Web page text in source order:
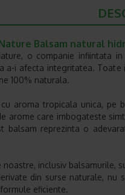
Balsam natural
o companie infiintata
a-i afecta integritatea.
100% naturala.
cu aroma tropicala unica, pe
arome care imbogateste
balsam reprezinta o
noastre, inclusiv balsamurile,
din surse naturale, nu
eficiente.